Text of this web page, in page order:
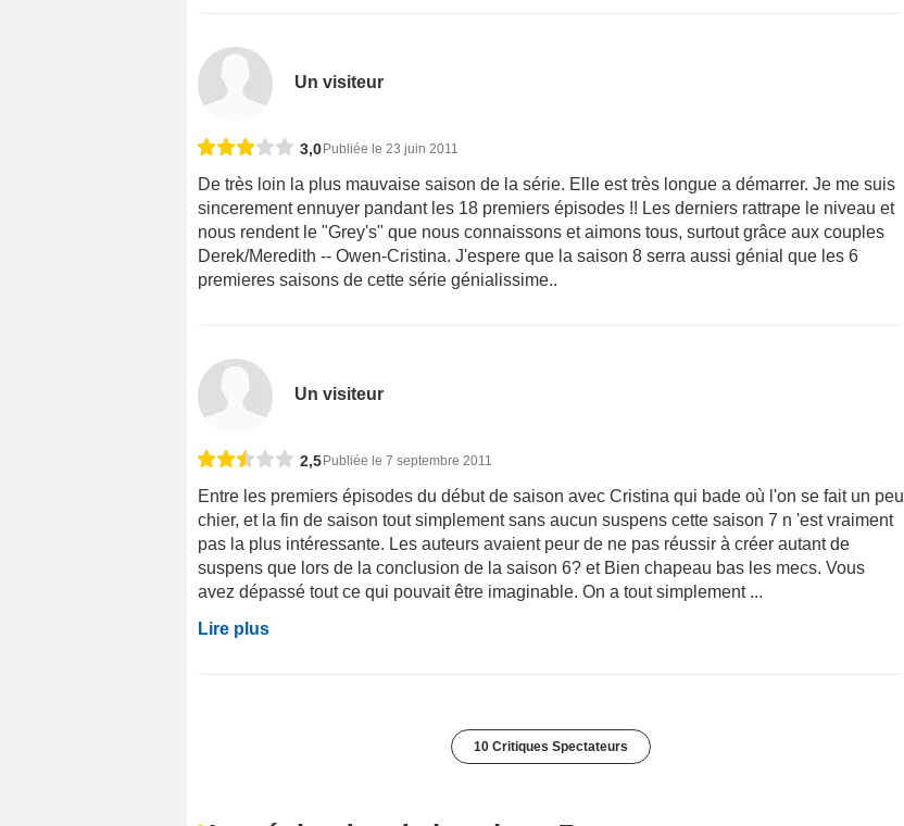
Un visiteur
3,0 Publiée le 23 juin 2011
De très loin la plus mauvaise saison de la série. Elle est très longue a démarrer. Je me suis
sincerement ennuyer pandant les 18 premiers épisodes !! Les derniers rattrape le niveau et
nous rendent le "Grey's" que nous connaissons et aimons tous, surtout grâce aux couples
Derek/Meredith -- Owen-Cristina. J'espere que la saison 8 serra aussi génial que les 6
premieres saisons de cette série génialissime..
Un visiteur
2,5 Publiée le 7 septembre 2011
Entre les premiers épisodes du début de saison avec Cristina qui bade où l'on se fait un peu
chier, et la fin de saison tout simplement sans aucun suspens cette saison 7 n 'est vraiment
pas la plus intéressante. Les auteurs avaient peur de ne pas réussir à créer autant de
suspens que lors de la conclusion de la saison 6? et Bien chapeau bas les mecs. Vous
avez dépassé tout ce qui pouvait être imaginable. On a tout simplement ...
Lire plus
10 Critiques Spectateurs